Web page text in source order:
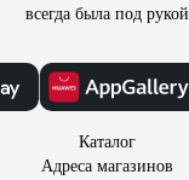
всегда была под рукой
Каталог
Адреса магазинов